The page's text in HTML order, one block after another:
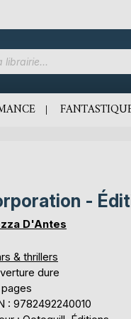
-
D'Antes
& thrillers
dure
: 9782492240010